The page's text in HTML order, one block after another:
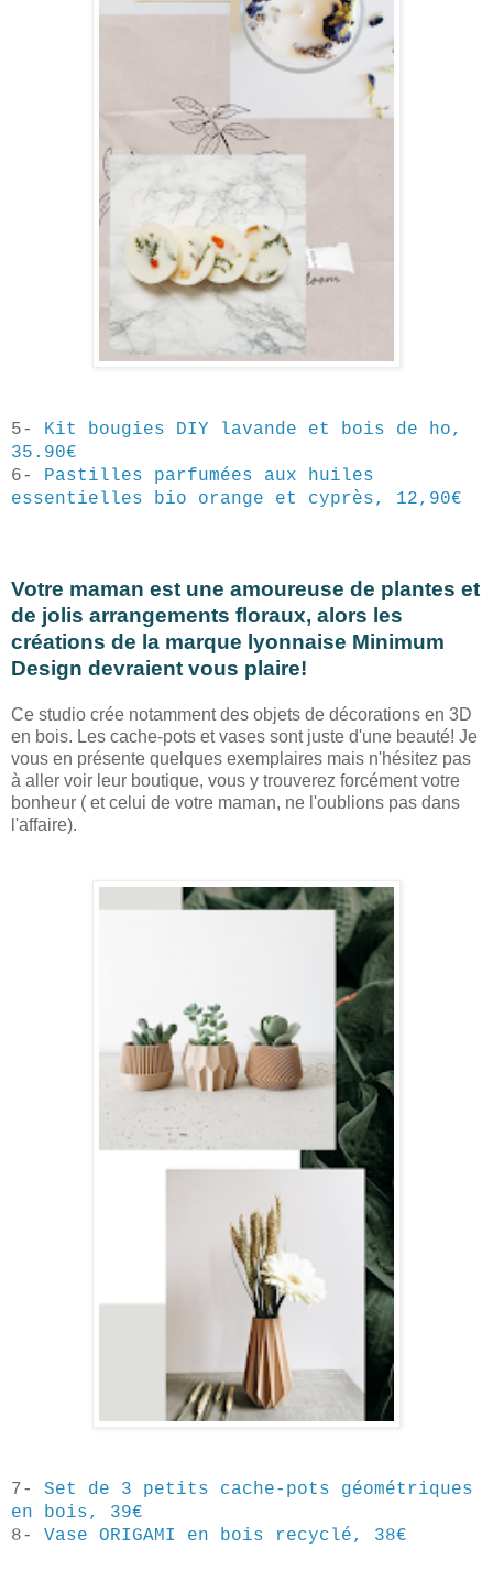
5- Kit bougies DIY lavande et bois de ho,
35.90€
6- Pastilles parfumées aux huiles
essentielles bio orange et cyprès, 12,90€
Votre maman est une amoureuse de plantes et
de jolis arrangements floraux, alors les
créations de la marque lyonnaise Minimum
Design devraient vous plaire!
Ce studio crée notamment des objets de décorations en 3D
en bois. Les cache-pots et vases sont juste d'une beauté! Je
vous en présente quelques exemplaires mais n'hésitez pas
à aller voir leur boutique, vous y trouverez forcément votre
bonheur ( et celui de votre maman, ne l'oublions pas dans
l'affaire).
7- Set de 3 petits cache-pots géométriques
en bois, 39€
8- Vase ORIGAMI en bois recyclé, 38€